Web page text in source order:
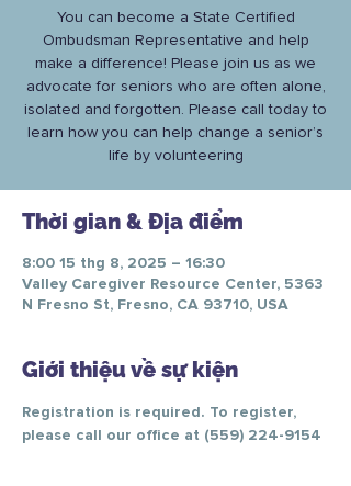
You can become a State Certified
Ombudsman Representative and help
make a difference! Please join us as we
advocate for seniors who are often alone,
isolated and forgotten. Please call today to
learn how you can help change a senior’s
life by volunteering
Thời gian & Địa điểm
8:00 15 thg 8, 2025 – 16:30
Valley Caregiver Resource Center, 5363
N Fresno St, Fresno, CA 93710, USA
Giới thiệu về sự kiện
Registration is required. To register,
please call our office at (559) 224-9154